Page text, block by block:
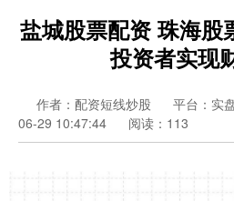
盐城股票配资 珠海股
投资者实现
作者：配资短线炒股 平台：实
06-29 10:47:44
阅读：113